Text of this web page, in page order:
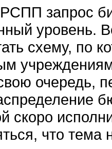
запрос
уровень.
схему, по
очередь,
скоро
что тема